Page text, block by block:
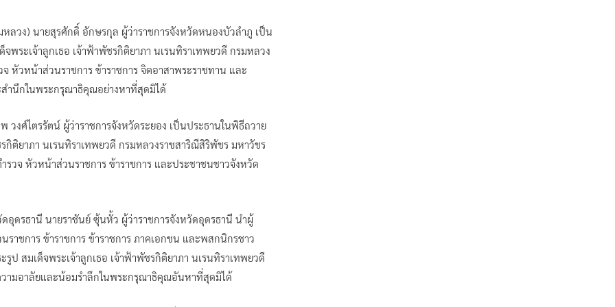
วง) นายสุรศักดิ์ อักษรกุล ผู้ว่าราชการจังหวัดหนองบัวลำภู เป็น
ระเจ้าลูกเธอ เจ้าฟ้าพัชรกิติยาภา นเรนทิราเทพยวดี กรมหลวง
หัวหน้าส่วนราชการ ข้าราชการ จิตอาสาพระราชทาน และ
ำนึกในพระกรุณาธิคุณอย่างหาที่สุดมิได้
วงศ์ไตรรัตน์ ผู้ว่าราชการจังหวัดระยอง เป็นประธานในพิธีถวาย
กิติยาภา นเรนทิราเทพยวดี กรมหลวงราชสาริณีสิริพัชร มหาวัชร
วจ หัวหน้าส่วนราชการ ข้าราชการ และประชาชนชาวจังหวัด
ดรธานี นายราชันย์ ซุ้นหั้ว ผู้ว่าราชการจังหวัดอุดรธานี นำผู้
าชการ ข้าราชการ ข้าราชการ ภาคเอกชน และพสกนิกรชาว
สมเด็จพระเจ้าลูกเธอ เจ้าฟ้าพัชรกิติยาภา นเรนทิราเทพยวดี
ามอาลัยและน้อมรำลึกในพระกรุณาธิคุณอันหาที่สุดมิได้